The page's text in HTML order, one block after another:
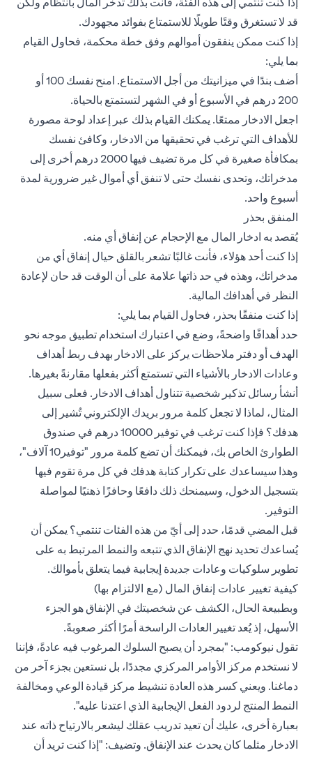
قد لا تستغرق وقتًا طويلًا للاستمتاع بفوائد مجهودك.
إذا كنت ممكن ينفقون أموالهم وفق خطة محكمة، فحاول القيام
بما يلي:
أضف بندًا في ميزانيتك من أجل الاستمتاع. امنح نفسك 100 أو
200 درهم في الأسبوع أو في الشهر لتستمتع بالحياة.
اجعل الادخار ممتعًا. يمكنك القيام بذلك عبر إعداد لوحة مصورة
للأهداف التي ترغب في تحقيقها من الادخار، وكافئ نفسك
بمكافأة صغيرة في كل مرة تضيف فيها 2000 درهم أخرى إلى
مدخراتك، وتحدى نفسك حتى لا تنفق أي أموال غير ضرورية لمدة
أسبوع واحد.
المنفق بحذر
يُقصد به ادخار المال مع الإحجام عن إنفاق أي منه.
إذا كنت أحد هؤلاء، فأنت غالبًا تشعر بالقلق حيال إنفاق أي من
مدخراتك، وهذه في حد ذاتها علامة على أن الوقت قد حان لإعادة
النظر في أهدافك المالية.
إذا كنت منفقًا بحذر، فحاول القيام بما يلي:
حدد أهدافًا واضحةً، وضع في اعتبارك استخدام تطبيق موجه نحو
الهدف أو دفتر ملاحظات يركز على الادخار بهدف ربط أهداف
وعادات الادخار بالأشياء التي تستمتع أكثر بفعلها مقارنةً بغيرها.
أنشأ رسائل تذكير شخصية تتناول أهداف الادخار. فعلى سبيل
المثال، لماذا لا تجعل كلمة مرور بريدك الإلكتروني تُشير إلى
هدفك؟ فإذا كنت ترغب في توفير 10000 درهم في صندوق
الطوارئ الخاص بك، فيمكنك أن تضع كلمة مرور "توفير10 آلاف"،
وهذا سيساعدك على تكرار كتابة هدفك في كل مرة تقوم فيها
بتسجيل الدخول، وسيمنحك ذلك دافعًا وحافزًا ذهنيًا لمواصلة
التوفير.
قبل المضي قدمًا، حدد إلى أيّ من هذه الفئات تنتمي؟ يمكن أن
يُساعدك تحديد نهج الإنفاق الذي تتبعه والنمط المرتبط به على
تطوير سلوكيات وعادات جديدة إيجابية فيما يتعلق بأموالك.
كيفية تغيير عادات إنفاق المال (مع الالتزام بها)
وبطبيعة الحال، الكشف عن شخصيتك في الإنفاق هو الجزء
الأسهل، إذ يُعد تغيير العادات الراسخة أمرًا أكثر صعوبةً.
تقول نيوكومب: "بمجرد أن يصبح السلوك المرغوب فيه عادةً، فإننا
لا نستخدم مركز الأوامر المركزي مجددًا، بل نستعين بجزء آخر من
دماغنا. ويعني كسر هذه العادة تنشيط مركز قيادة الوعي ومخالفة
النمط المنتج لردود الفعل الإيجابية الذي اعتدنا عليه".
بعبارة أخرى، عليك أن تعيد تدريب عقلك ليشعر بالارتياح ذاته عند
الادخار مثلما كان يحدث عند الإنفاق. وتضيف: "إذا كنت تريد أن